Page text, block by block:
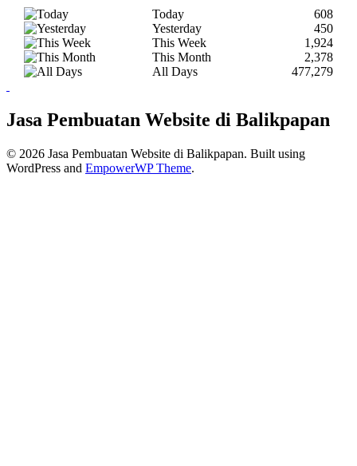
Today
608
Yesterday
450
This Week
1,924
This Month
2,378
All Days
477,279
Jasa Pembuatan Website di Balikpapan
© 2026 Jasa Pembuatan Website di Balikpapan. Built using
WordPress and EmpowerWP Theme.